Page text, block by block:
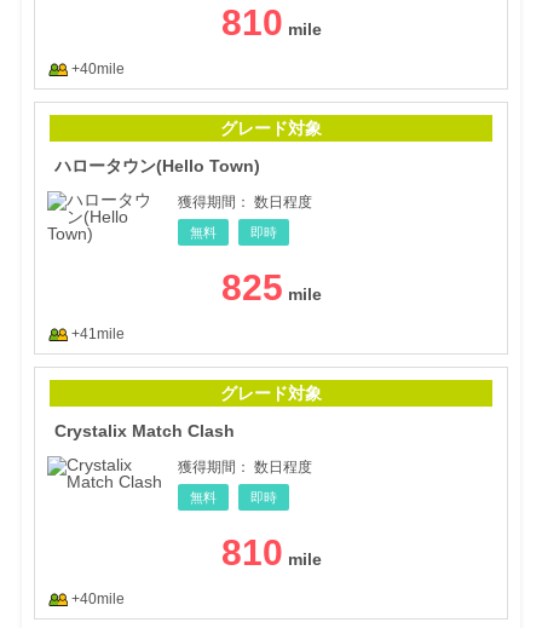
810
+40mile
グレード対象
ハロータウン(Hello Town)
獲得期間： 数日程度
無料 即時
825
+41mile
グレード対象
Crystalix Match Clash
獲得期間： 数日程度
無料 即時
810
+40mile